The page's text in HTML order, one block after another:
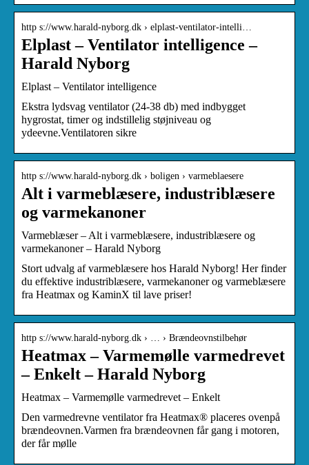
http s://www.harald-nyborg.dk › elplast-ventilator-intelli…
Elplast – Ventilator intelligence –
Harald Nyborg
Elplast – Ventilator intelligence
Ekstra lydsvag ventilator (24-38 db) med indbygget
hygrostat, timer og indstillelig støjniveau og
ydeevne.Ventilatoren sikre
http s://www.harald-nyborg.dk › boligen › varmeblaesere
Alt i varmeblæsere, industriblæsere
og varmekanoner
Varmeblæser – Alt i varmeblæsere, industriblæsere og
varmekanoner – Harald Nyborg
Stort udvalg af varmeblæsere hos Harald Nyborg! Her finder
du effektive industriblæsere, varmekanoner og varmeblæsere
fra Heatmax og KaminX til lave priser!
http s://www.harald-nyborg.dk › … › Brændeovnstilbehør
Heatmax – Varmemølle varmedrevet
– Enkelt – Harald Nyborg
Heatmax – Varmemølle varmedrevet – Enkelt
Den varmedrevne ventilator fra Heatmax® placeres ovenpå
brændeovnen.Varmen fra brændeovnen får gang i motoren,
der får mølle